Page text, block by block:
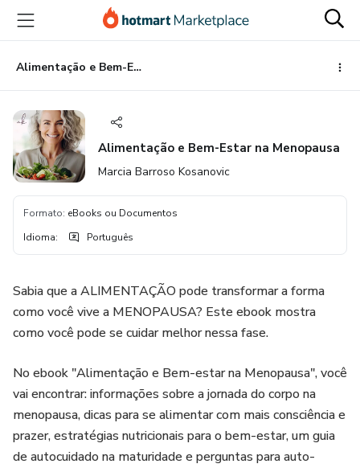
para
conteúdo
principal
para
pagamento
para
rodapé
Alimentação e Bem-Estar na Menopausa
Alimentação e Bem-Estar na Menopausa
Marcia Barroso Kosanovic
Formato: eBooks ou Documentos
Idioma: Português
Sabia que a ALIMENTAÇÃO pode transformar a forma
como você vive a MENOPAUSA? Este ebook mostra
como você pode se cuidar melhor nessa fase.
No ebook "Alimentação e Bem-estar na Menopausa", você
vai encontrar: informações sobre a jornada do corpo na
menopausa, dicas para se alimentar com mais consciência e
prazer, estratégias nutricionais para o bem-estar, um guia
de autocuidado na maturidade e perguntas para auto-